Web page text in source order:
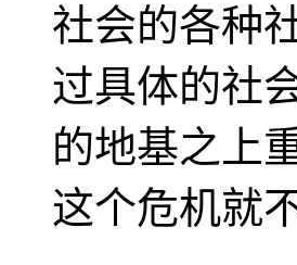
社会的各种
过具体的社
的地基之上
这个危机就